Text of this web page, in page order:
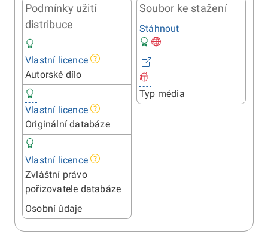
Podmínky užití
distribuce
Vlastní licence
Autorské dílo
Vlastní licence
Originální databáze
Vlastní licence
Zvláštní právo
pořizovatele databáze
Osobní údaje
Soubor ke stažení
Stáhnout
Typ média